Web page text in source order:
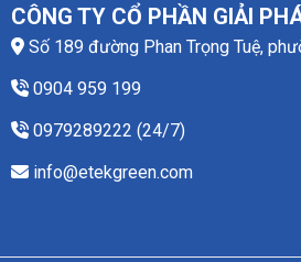
CÔNG TY CỔ PHẦN GIẢI
Số 189 đường Phan Trọng Tuệ,
0904 959 199
0979289222 (24/7)
info@etekgreen.com